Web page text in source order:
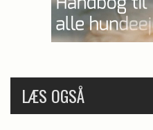
LÆS OGSÅ